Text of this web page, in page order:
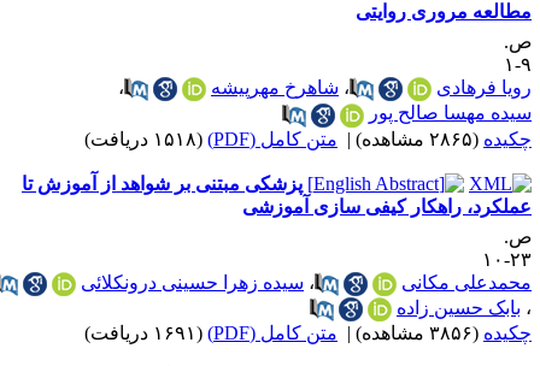
مروری روایتی
فرهادی
،شاهرخ مهرپیشه
،
مهسا صالح پور
(۲۸۶۵ مشاهده) | متن کامل (PDF) (۱۵۱۸ دریافت)
پزشکی مبتنی بر شواهد از آموزش تا
راهکار کیفی سازی آموزشی
۱۰
مکانی
،سیده زهرا حسینی درونکلائی
بابک حسین زاده
(۳۸۵۶ مشاهده) | متن کامل (PDF) (۱۶۹۱ دریافت)